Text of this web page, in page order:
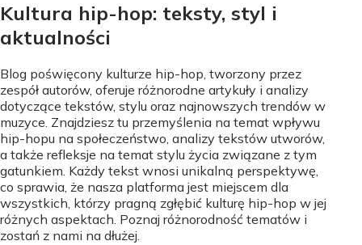
Kultura hip-hop: teksty, styl i
aktualności
Blog poświęcony kulturze hip-hop, tworzony przez
zespół autorów, oferuje różnorodne artykuły i analizy
dotyczące tekstów, stylu oraz najnowszych trendów w
muzyce. Znajdziesz tu przemyślenia na temat wpływu
hip-hopu na społeczeństwo, analizy tekstów utworów,
a także refleksje na temat stylu życia związane z tym
gatunkiem. Każdy tekst wnosi unikalną perspektywę,
co sprawia, że nasza platforma jest miejscem dla
wszystkich, którzy pragną zgłębić kulturę hip-hop w jej
różnych aspektach. Poznaj różnorodność tematów i
zostań z nami na dłużej.